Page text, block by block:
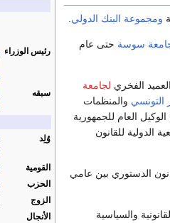
رئيس الوزراء
سبقه
وُلِد
القومية
الحزب
الزوج
الأنجال
ومجموعة البنك الدولي
سوسة حتى عام
لجامعة
التونسي والمنظمات
العام للجمهورية
الدولية للقانون
الدستوري بين عامي
القانونية والسياسية